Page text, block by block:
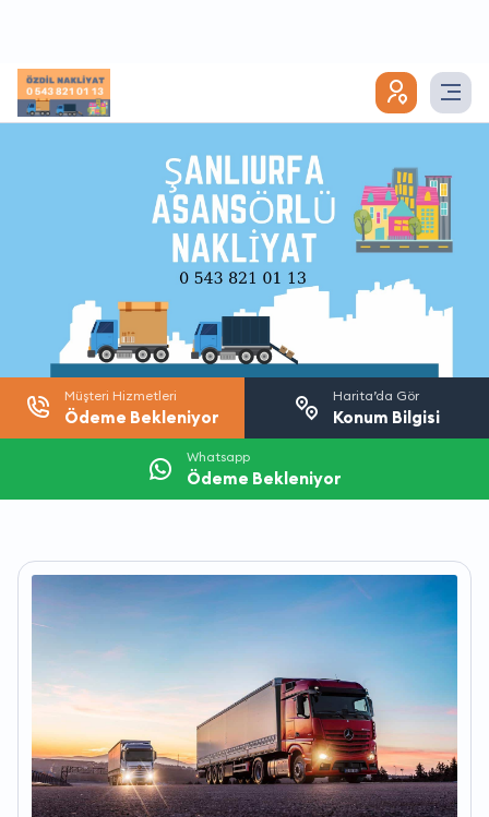
Müşteri Hizmetleri
Ödeme Bekleniyor
Harita’da Gör
Konum Bilgisi
Whatsapp
Ödeme Bekleniyor